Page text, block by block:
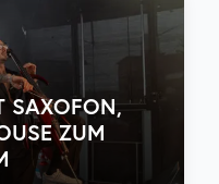
SAXOFON,
ZUM